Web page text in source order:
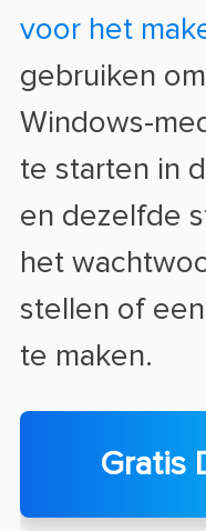
voor het
gebruiken
Windows-
te starten in
en dezelfde
het
stellen of
te maken.
Gratis